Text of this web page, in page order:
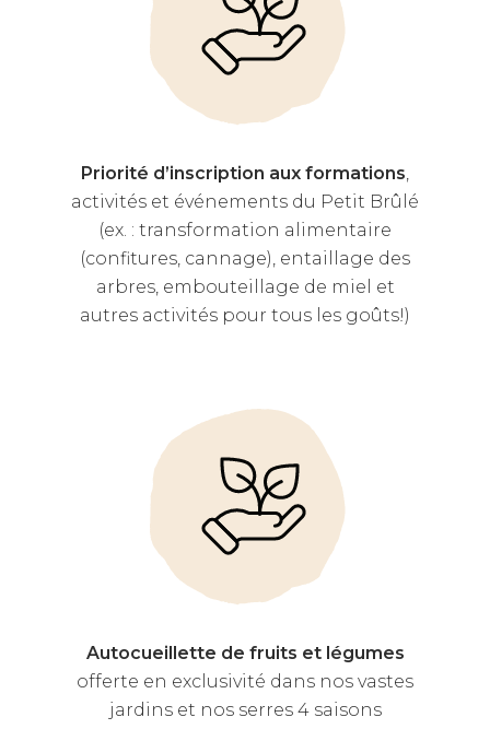
Priorité d’inscription aux formations,
activités et événements du Petit Brûlé
(ex. : transformation alimentaire
(confitures, cannage), entaillage des
arbres, embouteillage de miel et
autres activités pour tous les goûts!)
Autocueillette de fruits et légumes
offerte en exclusivité dans nos vastes
jardins et nos serres 4 saisons